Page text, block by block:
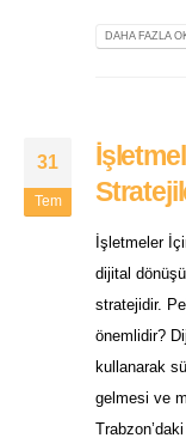
DAHA FAZLA
31
Tem
İşletmeler
dijital
stratejidir.
önemlidir?
kullanarak
gelmesi ve